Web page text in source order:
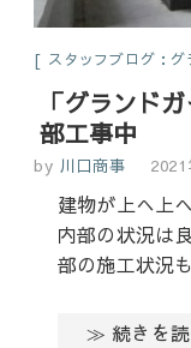
スタッフブログ：
「グランド
部工事中
by 川口商事 2021
建物が上へ上
内部の状況は
部の施工状況
≫ 続きを